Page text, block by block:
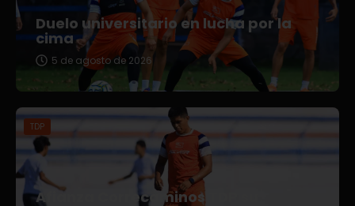
Duelo universitario en lucha por la
cima
5 de agosto de 2026
TDP
Afianza Correcaminos TDP su